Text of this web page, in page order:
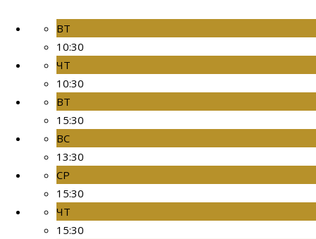
ВТ
10:30
ЧТ
10:30
ВТ
15:30
ВС
13:30
СР
15:30
ЧТ
15:30